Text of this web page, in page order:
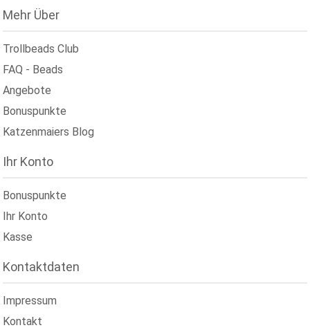
Mehr Über
Trollbeads Club
FAQ - Beads
Angebote
Bonuspunkte
Katzenmaiers Blog
Ihr Konto
Bonuspunkte
Ihr Konto
Kasse
Kontaktdaten
Impressum
Kontakt